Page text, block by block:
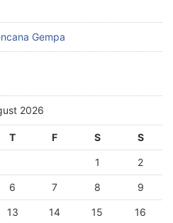
Gempa
2026
T F S S
1 2
6 7 8 9
13 14 15 16